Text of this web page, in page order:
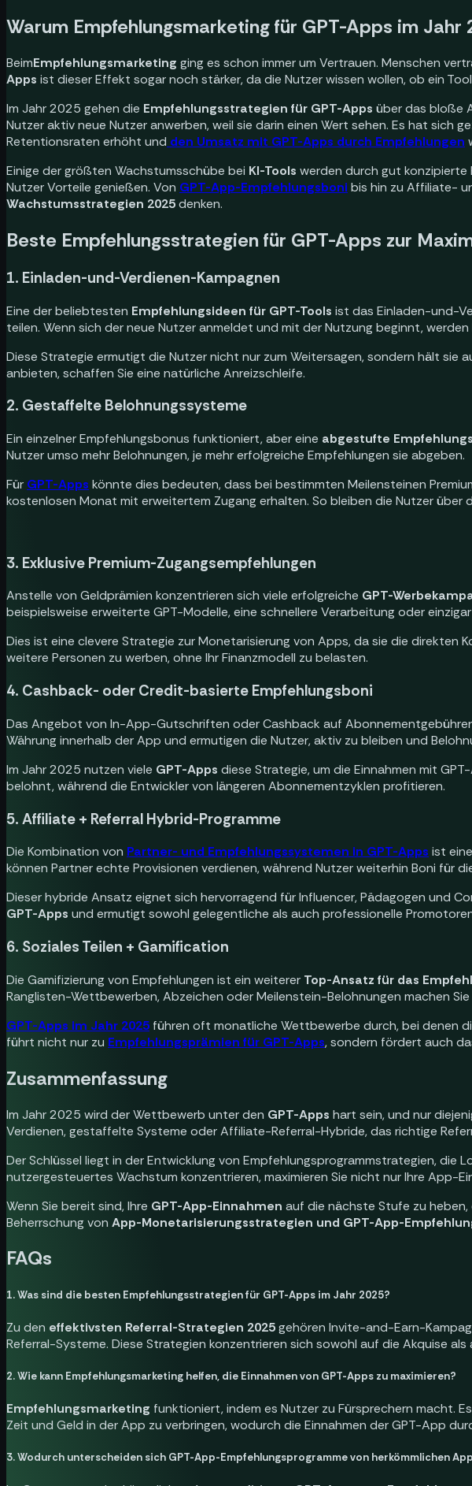
Warum Empfehlungsmarketing für GPT-Apps im
BeimEmpfehlungsmarketing ging es schon immer um Vertrauen. Menschen
Apps ist dieser Effekt sogar noch stärker, da die Nutzer wissen wollen, ob ein
Im Jahr 2025 gehen die Empfehlungsstrategien für GPT-Apps über das bloße
Nutzer aktiv neue Nutzer anwerben, weil sie darin einen Wert sehen. Es hat sich
Retentionsraten erhöht und den Umsatz mit GPT-Apps durch Empfehlungen
Einige der größten Wachstumsschübe bei KI-Tools werden durch gut konzipierte
Nutzer Vorteile genießen. Von GPT-App-Empfehlungsboni bis hin zu Affiliate-
Wachstumsstrategien 2025denken.
Beste Empfehlungsstrategien für GPT-Apps zur
1. Einladen-und-Verdienen-Kampagnen
Eine der beliebtesten Empfehlungsideen für GPT-Tools ist das Einladen-und-
teilen. Wenn sich der neue Nutzer anmeldet und mit der Nutzung beginnt,
Diese Strategie ermutigt die Nutzer nicht nur zum Weitersagen, sondern hält sie
anbieten, schaffen Sie eine natürliche Anreizschleife.
2. Gestaffelte Belohnungssysteme
Ein einzelner Empfehlungsbonus funktioniert, aber eine abgestufte
Nutzer umso mehr Belohnungen, je mehr erfolgreiche Empfehlungen sie abgeben.
Für GPT-Apps könnte dies bedeuten, dass bei bestimmten Meilensteinen
kostenlosen Monat mit erweitertem Zugang erhalten. So bleiben die Nutzer über
3. Exklusive Premium-Zugangsempfehlungen
Anstelle von Geldprämien konzentrieren sich viele erfolgreiche GPT-
beispielsweise erweiterte GPT-Modelle, eine schnellere Verarbeitung oder
Dies ist eine clevere Strategie zur Monetarisierung von Apps, da sie die
weitere Personen zu werben, ohne Ihr Finanzmodell zu belasten.
4. Cashback- oder Credit-basierte Empfehlungsboni
Das Angebot von In-App-Gutschriften oder Cashback auf
Währung innerhalb der App und ermutigen die Nutzer, aktiv zu bleiben und
Im Jahr 2025 nutzen viele GPT-Apps diese Strategie, um die Einnahmen mit
belohnt, während die Entwickler von längeren Abonnementzyklen profitieren.
5. Affiliate + Referral Hybrid-Programme
Die Kombination von Partner- und Empfehlungssystemen in GPT-Apps ist
können Partner echte Provisionen verdienen, während Nutzer weiterhin Boni für
Dieser hybride Ansatz eignet sich hervorragend für Influencer, Pädagogen und
GPT-Apps und ermutigt sowohl gelegentliche als auch professionelle
6. Soziales Teilen + Gamification
Die Gamifizierung von Empfehlungen ist ein weiterer Top-Ansatz für das
Ranglisten-Wettbewerben, Abzeichen oder Meilenstein-Belohnungen machen
GPT-Apps im Jahr 2025 führen oft monatliche Wettbewerbe durch, bei denen
führt nicht nur zu Empfehlungsprämien für GPT-Apps, sondern fördert auch
Zusammenfassung
Im Jahr 2025 wird der Wettbewerb unter den GPT-Apps hart sein, und nur
Verdienen, gestaffelte Systeme oder Affiliate-Referral-Hybride, das richtige
Der Schlüssel liegt in der Entwicklung von Empfehlungsprogrammstrategien,
nutzergesteuertes Wachstum konzentrieren, maximieren Sie nicht nur Ihre App-
Wenn Sie bereit sind, Ihre GPT-App-Einnahmen auf die nächste Stufe zu
Beherrschung von App-Monetarisierungsstrategien und GPT-App-
FAQs
1. Was sind die besten Empfehlungsstrategien für GPT-Apps im Jahr 2025?
Zu den effektivsten Referral-Strategien 2025gehören Invite-and-Earn-
Referral-Systeme. Diese Strategien konzentrieren sich sowohl auf die Akquise
2. Wie kann Empfehlungsmarketing helfen, die Einnahmen von GPT-Apps zu maximieren?
Empfehlungsmarketing funktioniert, indem es Nutzer zu Fürsprechern macht.
Zeit und Geld in der App zu verbringen, wodurch die Einnahmen der GPT-App
3. Wodurch unterscheiden sich GPT-App-Empfehlungsprogramme von herkömmlichen